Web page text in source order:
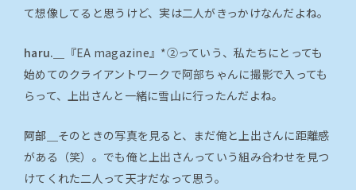
て想像してると思うけど、実は二人がきっかけなんだよね。
haru.＿
『EA magazine』*②っていう、私たちにとっても
始めてのクライアントワークで阿部ちゃんに撮影で入っても
らって、上出さんと一緒に雪山に行ったんだよね。
阿部＿ そのときの写真を見ると、まだ俺と上出さんに距離感
がある（笑）。でも俺と上出さんっていう組み合わせを見つ
けてくれた二人って天才だなって思う。